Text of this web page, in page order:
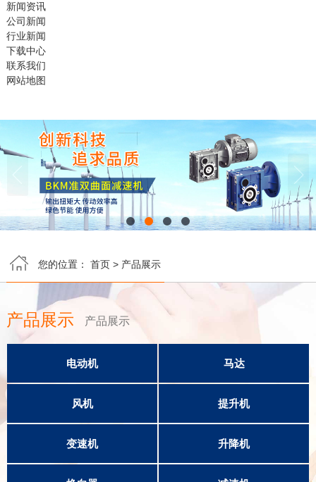
新闻资讯
公司新闻
行业新闻
下载中心
联系我们
网站地图


您的位置： 首页> 产品展示
产品展示 产品展示
电动机 马达
风机 提升机
变速机 升降机